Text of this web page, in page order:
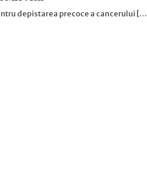
depistarea precoce a cancerului